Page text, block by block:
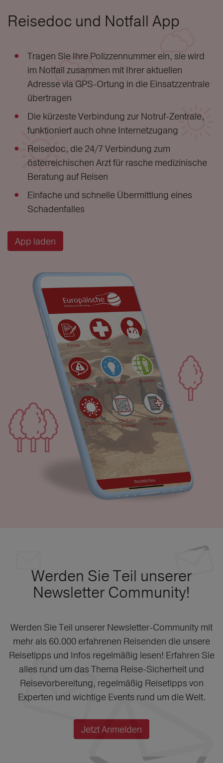
Reisedoc und Notfall App
Tragen Sie Ihre Polizzennummer ein, sie wird
im Notfall zusammen mit Ihrer aktuellen
Adresse via GPS-Ortung in die Einsatzzentrale
übertragen
Die kürzeste Verbindung zur Notruf-Zentrale,
funktioniert auch ohne Internetzugang
Reisedoc, die 24/7 Verbindung zum
österreichischen Arzt für rasche medizinische
Beratung auf Reisen
Einfache und schnelle Übermittlung eines
Schadenfalles
App laden
Werden Sie Teil unserer
Newsletter Community!
Werden Sie Teil unserer Newsletter-Community mit
mehr als 60.000 erfahrenen Reisenden die unsere
Reisetipps und Infos regelmäßig lesen! Erfahren Sie
alles rund um das Thema Reise-Sicherheit und
Reisevorbereitung, regelmäßig Reisetipps von
Experten und wichtige Events rund um die Welt.
Jetzt Anmelden